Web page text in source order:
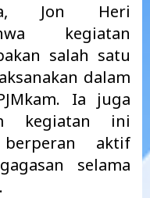
Jon Heri
kegiatan
salah satu
dalam
Ia juga
kegiatan ini
aktif
selama